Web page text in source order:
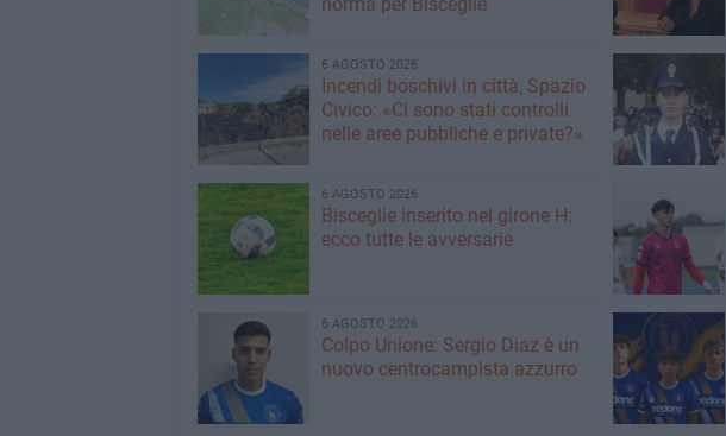
6 AGOSTO 2026
Incendi boschivi in città, Spazio
Civico: «Ci sono stati controlli
nelle aree pubbliche e private?»
6 AGOSTO 2026
Bisceglie inserito nel girone H:
ecco tutte le avversarie
6 AGOSTO 2026
Colpo Unione: Sergio Diaz è un
nuovo centrocampista azzurro